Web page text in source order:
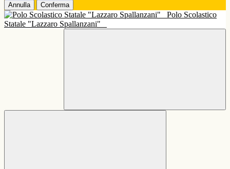
Annulla Conferma
Polo Scolastico
Statale "Lazzaro Spallanzani"